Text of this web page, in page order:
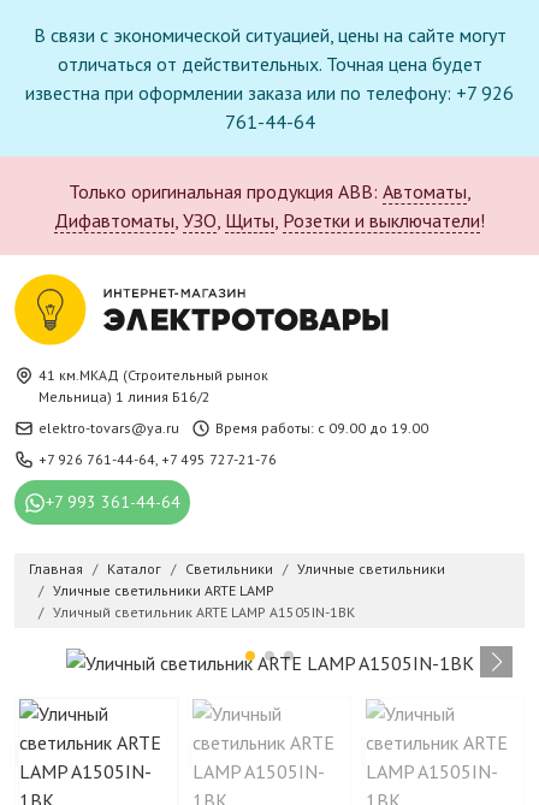
В связи с экономической ситуацией, цены на сайте могут
отличаться от действительных. Точная цена будет
известна при оформлении заказа или по телефону: +7 926
761-44-64
Только оригинальная продукция ABB: Автоматы,
Дифавтоматы, УЗО, Щиты, Розетки и выключатели!
41 км.МКАД (Строительный рынок
Мельница) 1 линия Б16/2
elektro-tovars@ya.ru
Время работы: с 09.00 до 19.00
+7 926 761-44-64, +7 495 727-21-76
+7 993 361-44-64
Главная Каталог Светильники
Уличные светильники
Уличные светильники ARTE LAMP
Уличный светильник ARTE LAMP A1505IN-1BK